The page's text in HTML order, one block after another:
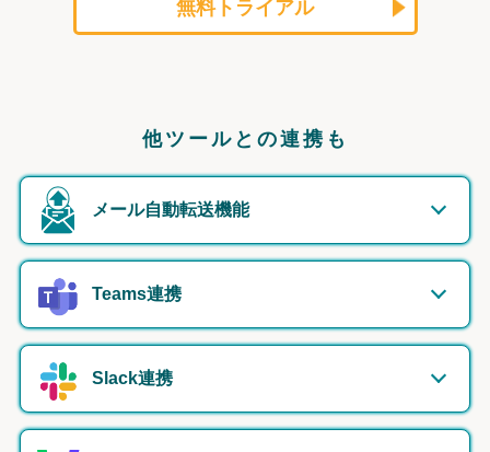
無料トライアル
他ツールとの連携も
メール自動転送機能
Teams連携
Slack連携